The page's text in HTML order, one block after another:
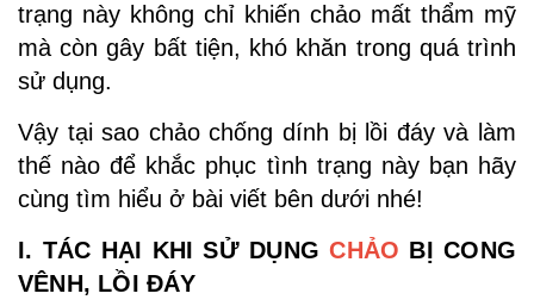
trạng này không chỉ khiến chảo mất thẩm mỹ
mà còn gây bất tiện, khó khăn trong quá trình
sử dụng.
Vậy tại sao chảo chống dính bị lồi đáy và làm
thế nào để khắc phục tình trạng này bạn hãy
cùng tìm hiểu ở bài viết bên dưới nhé!
I. TÁC HẠI KHI SỬ DỤNGCHẢO BỊ CONG
VÊNH, LỒI ĐÁY